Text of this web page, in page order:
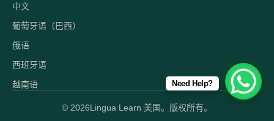
中文
葡萄牙语（巴西）
俄语
西班牙语
越南语
© 2026Lingua Learn 美国。版权所有。
Need Help?